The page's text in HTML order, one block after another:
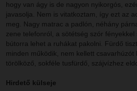
hogy van ágy is de nagyon nyikorgós,
javasolja. Nem is vitatkoztam, így ezt az
meg. Nagy matrac a padlón, néhány
zene telefonról, a sötétség szór fényekkel
bútorra lehet a ruhákat pakolni. Fürdő
minden működik, nem kellett csavarhúzót
törölköző, sokféle tusfürdő, szájvízhez
Hirdető külseje